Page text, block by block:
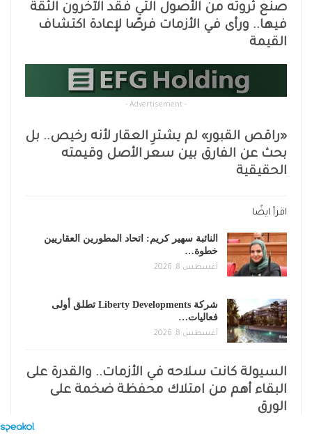
صنع ثروته من الأصول التي فقد الآخرون الثقة
فيها.. ورأى في الأزمات فرصًا لإعادة اكتشاف
القيمة
- Advertisement -
«راقص القبور» لم يشترِ العقار لأنه رخيص.. بل
بحث عن الفارق بين سعر الأصل وقيمته
الحقيقية
اقرأ ايضًا
النائبة سهير كريم: اتحاد المطورين العقاريين
خطوة…
أغسطس 8, 2026
شركة Liberty Developments تطلق أولى
فعاليات…
أغسطس 8, 2026
السيولة كانت سلاحه في الأزمات.. والقدرة على
البقاء أهم من امتلاك محفظة ضخمة على
الورق